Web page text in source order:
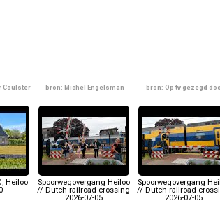
Coulster bron: Michel Engelsman bron: Op tv gezegd
Heiloo
Spoorwegovergang Heiloo
// Dutch railroad crossing
2026-07-05
Spoorwegovergang
// Dutch railroad
2026-07-05